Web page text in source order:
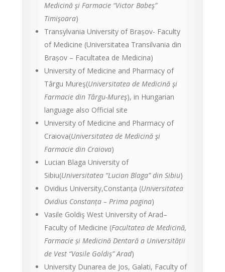
Medicină şi Farmacie “Victor Babeş”
Timişoara)
Transylvania University of Brașov- Faculty
of Medicine (Universitatea Transilvania din
Brașov – Facultatea de Medicina)
University of Medicine and Pharmacy of
Târgu Mureş(Universitatea de Medicină şi
Farmacie din Târgu-Mureş), in Hungarian
language also Official site
University of Medicine and Pharmacy of
Craiova(Universitatea de Medicină şi
Farmacie din Craiova)
Lucian Blaga University of
Sibiu(Universitatea “Lucian Blaga” din Sibiu)
Ovidius University,Constanța (Universitatea
Ovidius Constanța – Prima pagina)
Vasile Goldiş West University of Arad–
Faculty of Medicine (Facultatea de Medicină,
Farmacie și Medicină Dentară a Universității
de Vest “Vasile Goldiș” Arad)
University Dunarea de Jos, Galati, Faculty of